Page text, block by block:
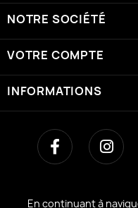
En continuant à
NOTRE SOCIÉTÉ
VOTRE COMPTE
INFORMATIONS
En continuant à